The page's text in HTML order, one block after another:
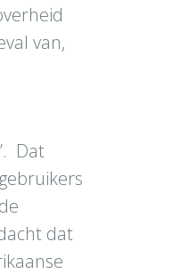
van,
Dat
dat